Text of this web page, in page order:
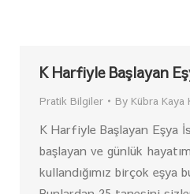
K Harfiyle Başlayan
Pratik Bilgiler By Kübra Kaya
K Harfiyle Başlayan Eşya
başlayan ve günlük
kullandığımız birçok eşya